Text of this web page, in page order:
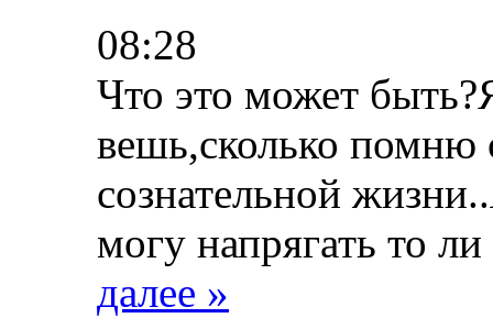
08:28
Что это может
вешь,сколько помню
сознательной
могу напрягать то
далее »